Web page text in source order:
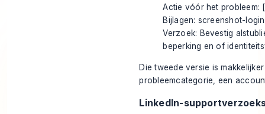
Actie vóór het probleem:
Bijlagen: screenshot-
Verzoek: Bevestig
beperking en of
Die tweede versie is
probleemcategorie, een
LinkedIn-